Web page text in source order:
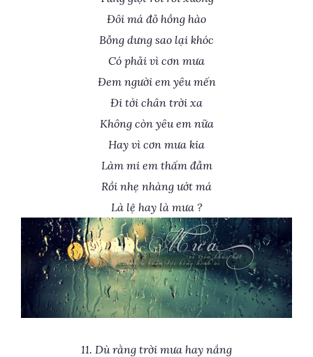
Đôi má đỏ hồng hào
Bỗng dưng sao lại khóc
Có phải vì cơn mưa
Đem người em yêu mến
Đi tới chân trời xa
Không còn yêu em nữa
Hay vì cơn mưa kia
Làm mi em thấm đẫm
Rồi nhẹ nhàng ướt má
Là lệ hay là mưa ?
11. Dù rằng trời mưa hay nắng